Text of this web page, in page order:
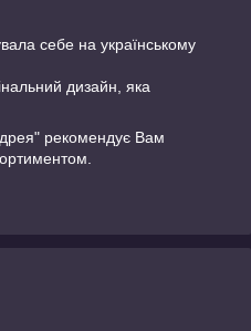
себе на українському
дизайн, яка
рекомендує Вам